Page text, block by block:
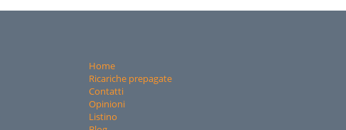
Home
Ricariche prepagate
Contatti
Opinioni
Listino